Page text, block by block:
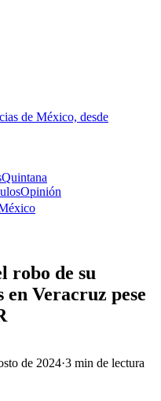
de México, desde
Quintana
Opinión
robo de su
Veracruz pese
de 2024·3 min de lectura